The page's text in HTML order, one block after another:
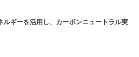
ルギーを活用し、カーボンニュートラル実